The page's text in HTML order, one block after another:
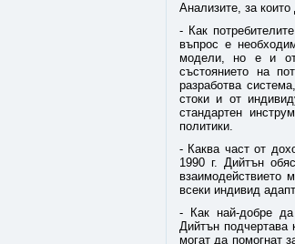
Анализите, за
- Как
въпрос е
модели, но е и от
състоянието на
разработва
стоки и от
стандартен
политики.
- Каква част от
1990 г. Дийтън
взаимодействието
всеки индивид
- Как най-добре да
Дийтън подчертава
могат да помогнат